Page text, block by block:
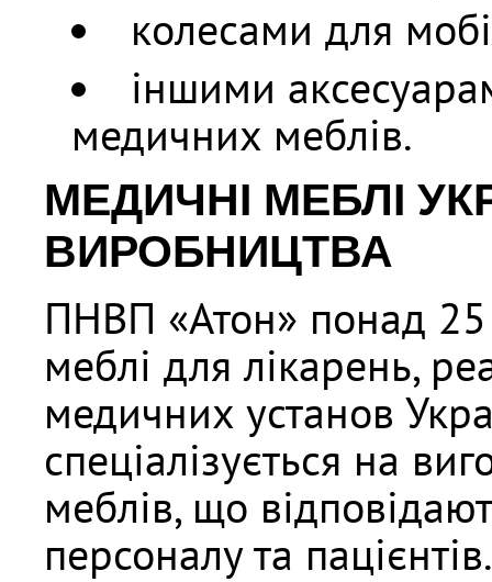
колесами для
іншими
медичних меблів.
МЕДИЧНІ МЕБЛІ
ВИРОБНИЦТВА
ПНВП «Атон» понад 25
меблі для лікарень,
медичних установ
спеціалізується на
меблів, що
персоналу та пацієнтів.